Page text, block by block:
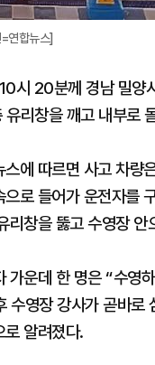
연합뉴스]
시 20분께 경남 밀양
유리창을 깨고 내부로
스에 따르면 사고 차량
으로 들어가 운전자를
리창을 뚫고 수영장
가운데 한 명은 “수영
수영장 강사가 곧바로
로 알려졌다.